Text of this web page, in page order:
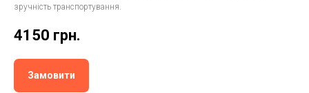
зручність транспортування.
4150 грн.
Замовити